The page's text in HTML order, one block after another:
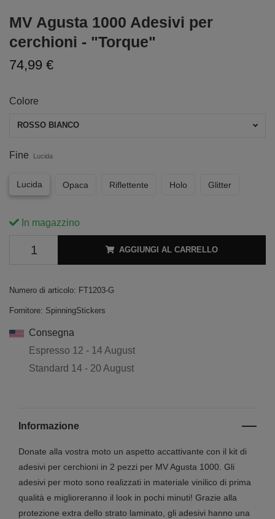
MV Agusta 1000 Adesivi per
cerchioni - "Torque"
74,99 €
Colore
ROSSO BIANCO
Fine Lucida
Lucida Opaca Riflettente Holo Glitter
In magazzino
AGGIUNGI AL CARRELLO
Numero di articolo: FT1203-G
Fornitore: SpinningStickers
Consegna
Espresso 12 - 14 August
Standard 14 - 20 August
Informazione
Donate alla vostra moto un aspetto accattivante con il kit di
adesivi per cerchioni in 2 pezzi per MV Agusta 1000. Gli
adesivi per moto sono realizzati in materiale vinilico di prima
qualità e miglioreranno il look in pochi minuti! Grazie alla
protezione extra dello strato laminato, gli adesivi hanno una